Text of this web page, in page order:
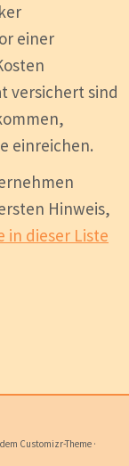
einer
versichert sind
einreichen.
Hinweis,
in dieser Liste
Customizr-Theme·